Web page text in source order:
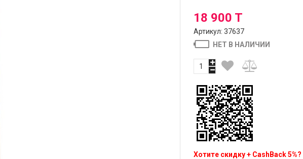
18 900 T
Артикул: 37637
НЕТ В НАЛИЧИИ
Хотите скидку + CashBack 5%?